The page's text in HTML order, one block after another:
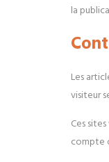
la
Les
visiteur
Ces
compte